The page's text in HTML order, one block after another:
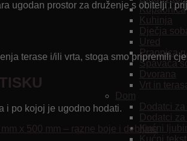
Kupaonica
Kuhinja
Dječja
Ured
Praonica
Spavaća
Dvorana
Vrt in
Dom
Dodatci
Dodatci za
Kućni
ugodan prostor za druženje s obitelji i
terase i/ili vrta, stoga smo pripremili
i po kojoj je ugodno hodati.
x 500 mm – razne boje i debljine